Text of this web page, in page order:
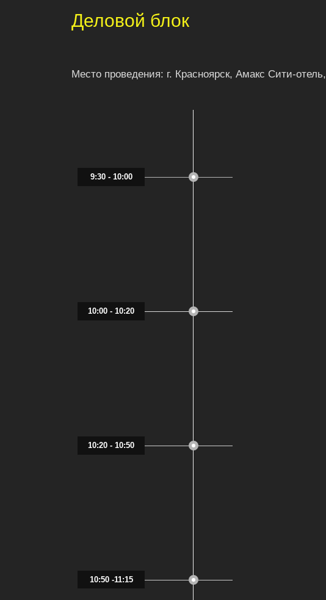
Деловой блок
Место проведения: г. Красноярск, Амакс Сити-отель,
9:30 - 10:00
10:00 - 10:20
10:20 - 10:50
10:50 -11:15